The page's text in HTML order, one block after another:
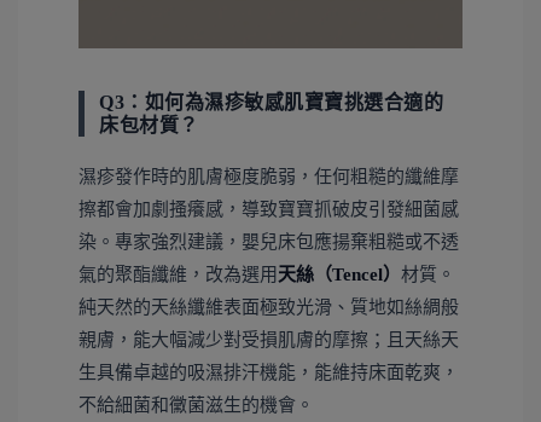
Q3：如何為濕疹敏感肌寶寶挑選合適的
床包材質？
濕疹發作時的肌膚極度脆弱，任何粗糙的纖維摩
擦都會加劇搔癢感，導致寶寶抓破皮引發細菌感
染。專家強烈建議，嬰兒床包應揚棄粗糙或不透
氣的聚酯纖維，改為選用 天絲（Tencel） 材質。
純天然的天絲纖維表面極致光滑、質地如絲綢般
親膚，能大幅減少對受損肌膚的摩擦；且天絲天
生具備卓越的吸濕排汗機能，能維持床面乾爽，
不給細菌和黴菌滋生的機會。